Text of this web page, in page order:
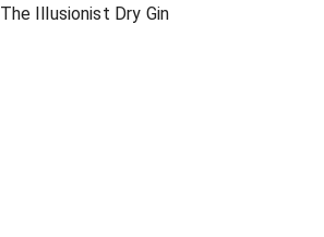
The Illusionist Dry Gin